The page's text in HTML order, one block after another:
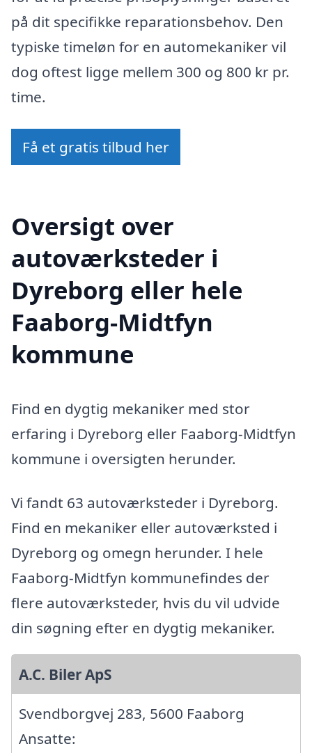
på dit specifikke reparationsbehov. Den
typiske timeløn for en automekaniker vil
dog oftest ligge mellem 300 og 800 kr pr.
time.
Få et gratis tilbud her
Oversigt over
autoværksteder i
Dyreborg eller hele
Faaborg-Midtfyn
kommune
Find en dygtig mekaniker med stor
erfaring i Dyreborg eller Faaborg-Midtfyn
kommune i oversigten herunder.
Vi fandt 63 autoværksteder i Dyreborg.
Find en mekaniker eller autoværksted i
Dyreborg og omegn herunder. I hele
Faaborg-Midtfyn kommunefindes der
flere autoværksteder, hvis du vil udvide
din søgning efter en dygtig mekaniker.
A.C. Biler ApS
Svendborgvej 283, 5600 Faaborg
Ansatte: